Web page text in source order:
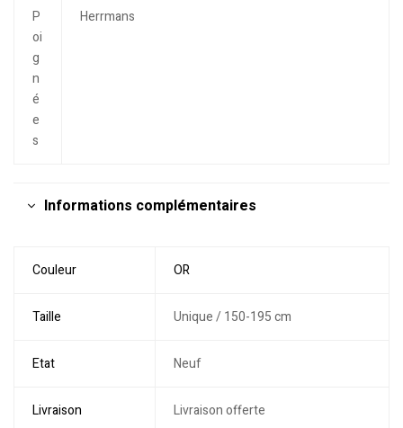
P
oi
g
n
é
e
s
Herrmans
Informations complémentaires
Couleur OR
Taille Unique / 150-195 cm
Etat Neuf
Livraison Livraison offerte